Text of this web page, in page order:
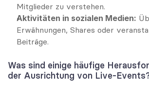
Mitglieder zu verstehen.
Aktivitäten in sozialen Medien:
Erwähnungen, Shares oder
Beiträge.
Was sind einige häufige
der Ausrichtung von Live-